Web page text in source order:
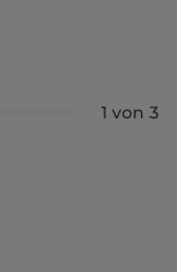
1 von 3